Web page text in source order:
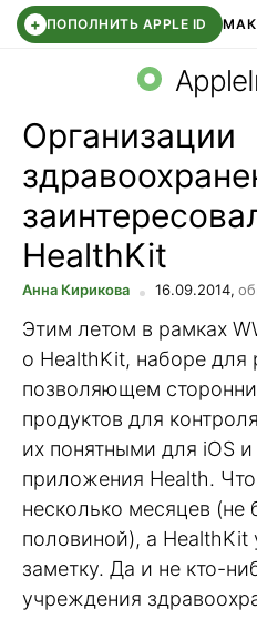
+ ПОПОЛНИТЬ APPLE ID
СБЕР КИДС ВТБ
Организации
HealthKit
Анна Кирикова 16.09.2014,
Этим летом в рамках
о HealthKit, наборе для
позволяющем
продуктов для
их понятными для iOS
приложения Health.
несколько месяцев (не
половиной), а HealthKit
заметку. Да и не кто-
учреждения